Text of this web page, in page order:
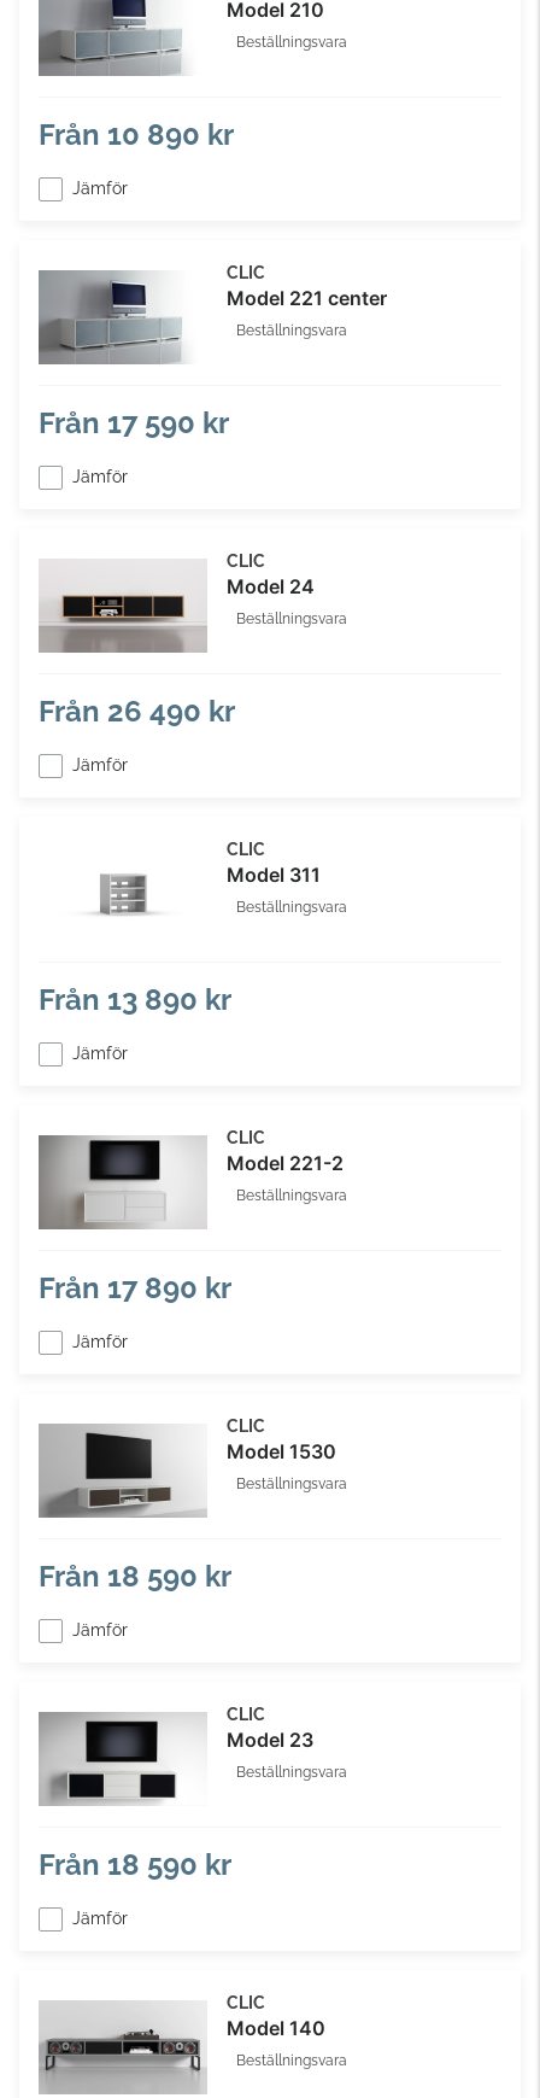
Model 210
Beställningsvara
Från 10 890 kr
Jämför
CLIC
Model 221 center
Beställningsvara
Från 17 590 kr
Jämför
CLIC
Model 24
Beställningsvara
Från 26 490 kr
Jämför
CLIC
Model 311
Beställningsvara
Från 13 890 kr
Jämför
CLIC
Model 221-2
Beställningsvara
Från 17 890 kr
Jämför
CLIC
Model 1530
Beställningsvara
Från 18 590 kr
Jämför
CLIC
Model 23
Beställningsvara
Från 18 590 kr
Jämför
CLIC
Model 140
Beställningsvara